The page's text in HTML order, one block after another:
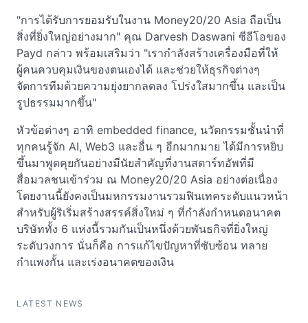
"การได้รับการยอมรับในงาน Money20/20 Asia ถือเป็น
สิ่งที่ยิ่งใหญ่อย่างมาก" คุณ Darvesh Daswani ซีอีโอของ
Payd กล่าว พร้อมเสริมว่า "เรากำลังสร้างเครื่องมือที่ให้
ผู้คนควบคุมเงินของตนเองได้ และช่วยให้ธุรกิจต่างๆ
จัดการทีมด้วยความยุ่งยากลดลง โปร่งใสมากขึ้น และเป็น
รูปธรรมมากขึ้น"
หัวข้อต่างๆ อาทิ embedded finance, นวัตกรรมชั้นนำที่
ทุกคนรู้จัก AI, Web3 และอื่น ๆ อีกมากมาย ได้มีการหยิบ
ขึ้นมาพูดคุยกันอย่างมีนัยสำคัญที่งานสตาร์ทอัพที่มี
สื่อมวลชนเข้าร่วม ณ Money20/20 Asia อย่างต่อเนื่อง
โดยงานนี้ยังคงเป็นมหกรรมงานรวมฟินเทคระดับแนวหน้า
สำหรับผู้ริเริ่มสร้างสรรค์สิ่งใหม่ ๆ ที่กำลังกำหนดอนาคต
บริษัททั้ง 6 แห่งนี้รวมกันเป็นหนึ่งด้วยพันธกิจที่ยิ่งใหญ่
ระดับวงการ นั่นก็คือ การแก้ไขปัญหาที่ซับซ้อน ทลาย
กำแพงกั้น และเร่งอนาคตของเงิน
LATEST NEWS